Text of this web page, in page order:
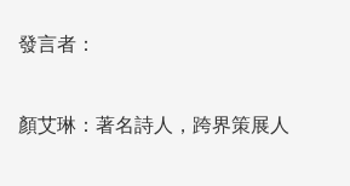
發言者：
顏艾琳：著名詩人，跨界策展人